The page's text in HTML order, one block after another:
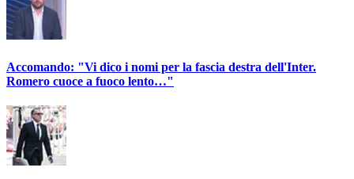
Accomando: "Vi dico i nomi per la fascia destra dell'Inter.
Romero cuoce a fuoco lento…"